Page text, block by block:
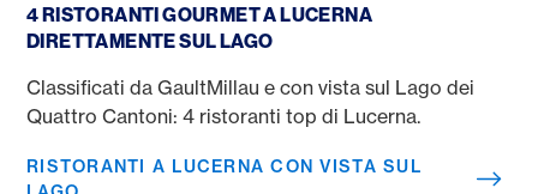
4 RISTORANTI GOURMET A LUCERNA
DIRETTAMENTE SUL LAGO
Classificati da GaultMillau e con vista sul Lago dei
Quattro Cantoni: 4 ristoranti top di Lucerna.
RISTORANTI A LUCERNA CON VISTA SUL